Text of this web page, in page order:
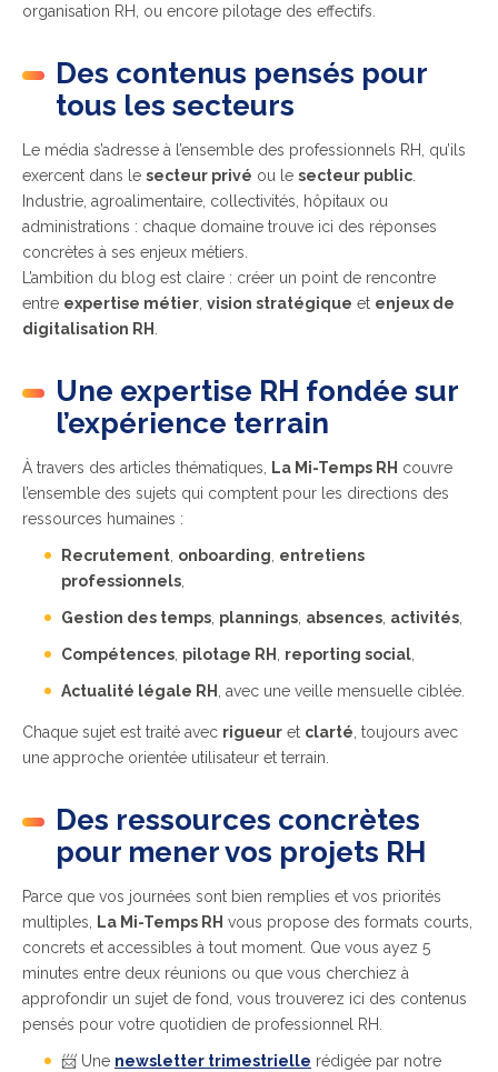
organisation RH, ou encore pilotage des effectifs.
Des contenus pensés pour
tous les secteurs
Le média s’adresse à l’ensemble des professionnels RH, qu’ils
exercent dans le secteur privé ou le secteur public
Industrie, agroalimentaire, collectivités, hôpitaux ou
administrations : chaque domaine trouve ici des réponses
concrètes à ses enjeux métiers.
L’ambition du blog est claire : créer un point de rencontre
entre expertise métier vision stratégique et enjeux de
digitalisation RH
Une expertise RH fondée sur
l’expérience terrain
À travers des articles thématiques, La Mi-Temps RH couvre
l’ensemble des sujets qui comptent pour les directions des
ressources humaines :
Recrutement onboarding entretiens
professionnels
Gestion des temps plannings absences activités
Compétences pilotage RH reporting social
Actualité légale RH , avec une veille mensuelle ciblée.
Chaque sujet est traité avec rigueur et clarté , toujours avec
une approche orientée utilisateur et terrain.
Des ressources concrètes
pour mener vos projets RH
Parce que vos journées sont bien remplies et vos priorités
multiples,
La Mi-Temps RH vous propose des formats courts,
concrets et accessibles à tout moment. Que vous ayez 5
minutes entre deux réunions ou que vous cherchiez à
approfondir un sujet de fond, vous trouverez ici des contenus
pensés pour votre quotidien de professionnel RH.
📨 Une newsletter trimestrielle rédigée par notre